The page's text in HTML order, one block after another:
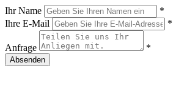
Ihr Name
*
Ihre E-Mail
*
Anfrage *